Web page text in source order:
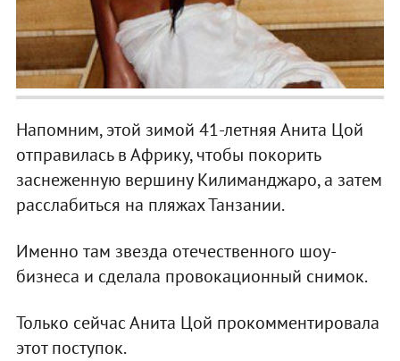
Напомним, этой зимой 41-летняя Анита Цой
отправилась в Африку, чтобы покорить
заснеженную вершину Килиманджаро, а затем
расслабиться на пляжах Танзании.
Именно там звезда отечественного шоу-
бизнеса и сделала провокационный снимок.
Только сейчас Анита Цой прокомментировала
этот поступок.